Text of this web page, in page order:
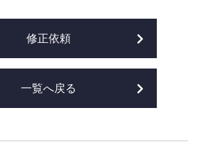
修正依頼
一覧へ戻る